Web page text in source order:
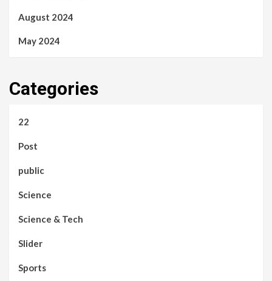
August 2024
May 2024
Categories
22
Post
public
Science
Science & Tech
Slider
Sports